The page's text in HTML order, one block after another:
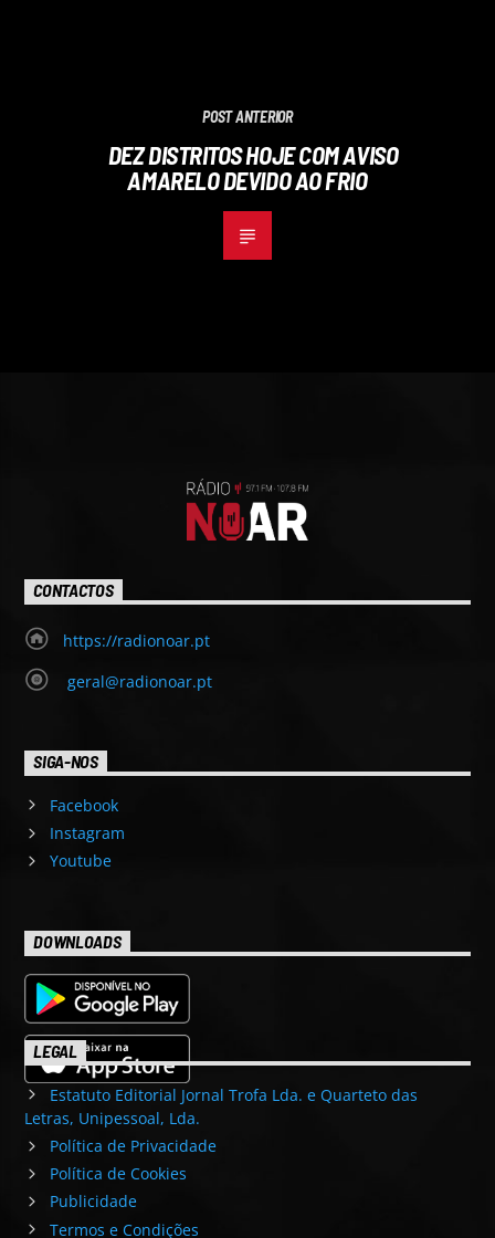
POST ANTERIOR
DEZ DISTRITOS HOJE COM AVISO
AMARELO DEVIDO AO FRIO
CONTACTOS
https://radionoar.pt
geral@radionoar.pt
SIGA-NOS
Facebook
Instagram
Youtube
DOWNLOADS
LEGAL
Estatuto Editorial Jornal Trofa Lda. e Quarteto das
Letras, Unipessoal, Lda.
Política de Privacidade
Política de Cookies
Publicidade
Termos e Condições